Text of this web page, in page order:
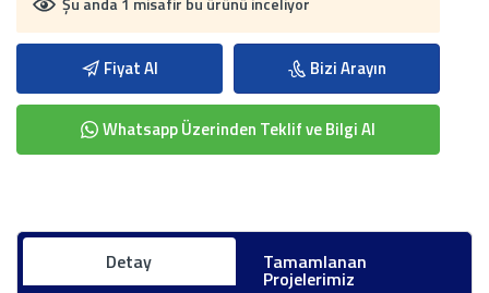
Fiyat Al Bizi Arayın
Whatsapp Üzerinden Teklif ve Bilgi Al
Detay Tamamlanan
Projelerimiz